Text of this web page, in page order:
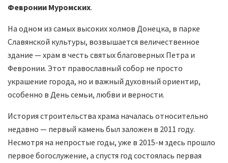
Февронии Муромских.
На одном из самых высоких холмов Донецка, в парке
Славянской культуры, возвышается величественное
здание — храм в честь святых благоверных Петра и
Февронии. Этот православный собор не просто
украшение города, но и важный духовный ориентир,
особенно в День семьи, любви и верности.
История строительства храма началась относительно
недавно — первый камень был заложен в 2011 году.
Несмотря на непростые годы, уже в 2015-м здесь прошло
первое богослужение, а спустя год состоялась первая